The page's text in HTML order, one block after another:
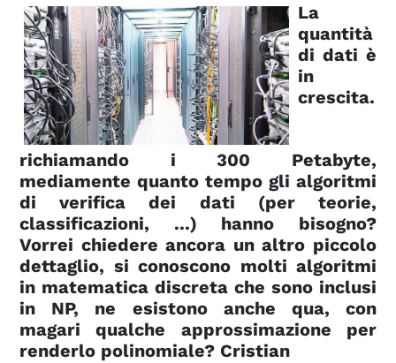
La
quantità
di dati è
in
crescita.
richiamando i 300 Petabyte,
mediamente quanto tempo gli algoritmi
di verifica dei dati (per teorie,
classificazioni, ...) hanno bisogno?
Vorrei chiedere ancora un altro piccolo
dettaglio, si conoscono molti algoritmi
in matematica discreta che sono inclusi
in NP, ne esistono anche qua, con
magari qualche approssimazione per
renderlo polinomiale? Cristian